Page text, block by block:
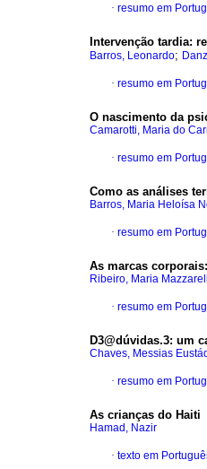
· resumo em
Intervenção tardia:
Barros, Leonardo;
· resumo em
O nascimento da
Camarotti, Maria do
· resumo em
Como as análises
Barros, Maria Heloísa
· resumo em
As marcas corporais:
Ribeiro, Maria
· resumo em
D3@dúvidas.3: um
Chaves, Messias
· resumo em
As crianças do Haiti
Hamad, Nazir
· texto em